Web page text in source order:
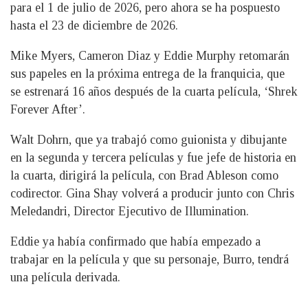
para el 1 de julio de 2026, pero ahora se ha pospuesto
hasta el 23 de diciembre de 2026.
Mike Myers, Cameron Diaz y Eddie Murphy retomarán
sus papeles en la próxima entrega de la franquicia, que
se estrenará 16 años después de la cuarta película, ‘Shrek
Forever After’.
Walt Dohrn, que ya trabajó como guionista y dibujante
en la segunda y tercera películas y fue jefe de historia en
la cuarta, dirigirá la película, con Brad Ableson como
codirector. Gina Shay volverá a producir junto con Chris
Meledandri, Director Ejecutivo de Illumination.
Eddie ya había confirmado que había empezado a
trabajar en la película y que su personaje, Burro, tendrá
una película derivada.